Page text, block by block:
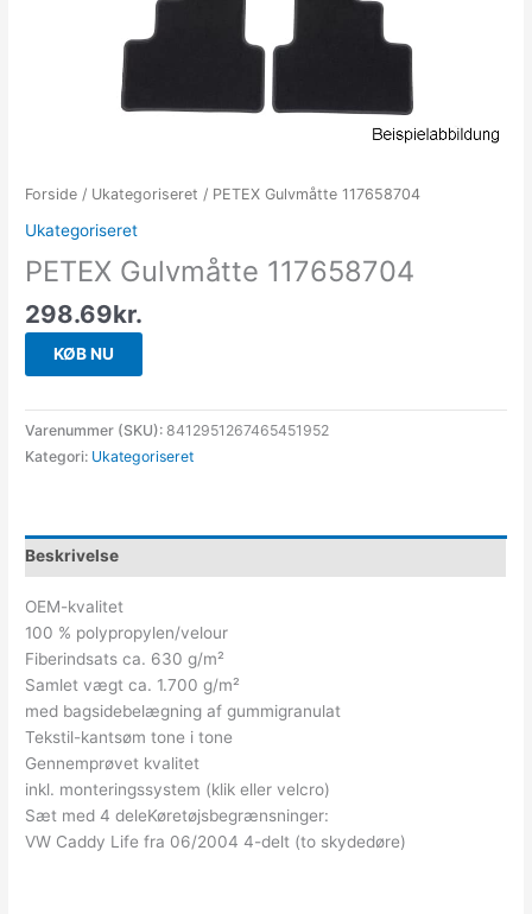
Forside / Ukategoriseret / PETEX Gulvmåtte 117658704
Ukategoriseret
PETEX Gulvmåtte 117658704
298.69kr.
KØB NU
Varenummer (SKU):8412951267465451952
Kategori: Ukategoriseret
Beskrivelse
OEM-kvalitet
100 % polypropylen/velour
Fiberindsats ca. 630 g/m²
Samlet vægt ca. 1.700 g/m²
med bagsidebelægning af gummigranulat
Tekstil-kantsøm tone i tone
Gennemprøvet kvalitet
inkl. monteringssystem (klik eller velcro)
Sæt med 4 deleKøretøjsbegrænsninger:
VW Caddy Life fra 06/2004 4-delt (to skydedøre)